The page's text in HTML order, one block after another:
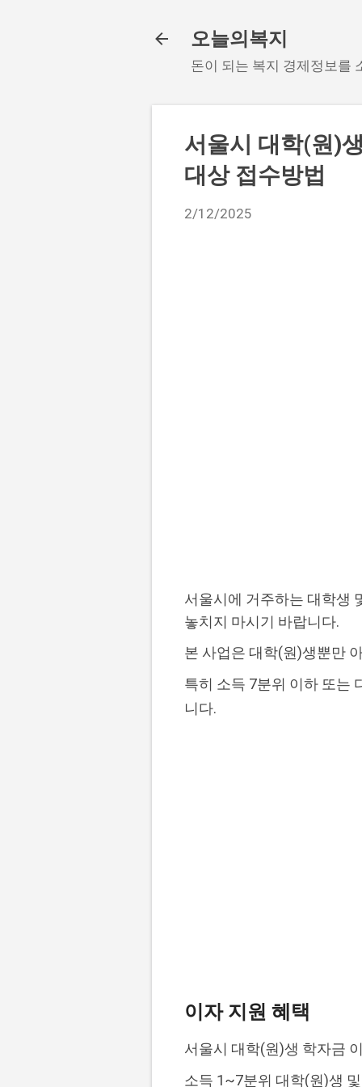
오늘의복지
돈이 되는 복지 경제정보를
서울시 대학(원)
대상 접수방법
2/12/2025
서울시에 거주하는 대학생
놓치지 마시기 바랍니다.
본 사업은 대학(원)생뿐만
특히 소득 7분위 이하 또는
니다.
이자 지원 혜택
서울시 대학(원)생 학자금
소득 1~7분위 대학(원)생